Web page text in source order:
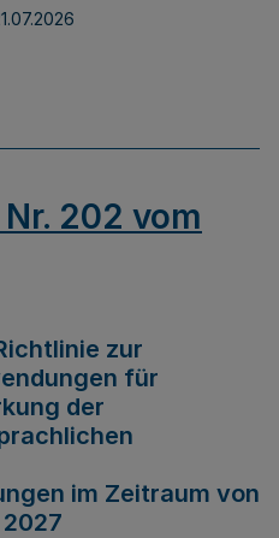
202 vom
zur
für
der
im Zeitraum von